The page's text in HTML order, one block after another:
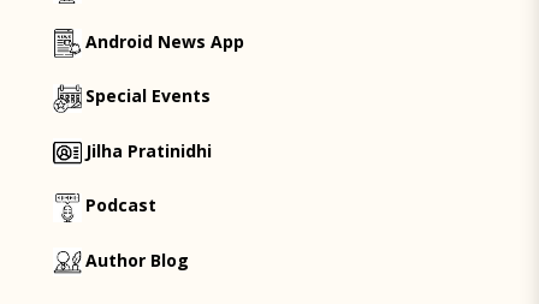
Android News App
Special Events
Jilha Pratinidhi
Podcast
Author Blog